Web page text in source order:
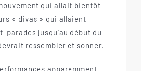
qui allait bientôt
« divas » qui allaient
parades jusqu’au début du
ressembler et sonner.
apparemment